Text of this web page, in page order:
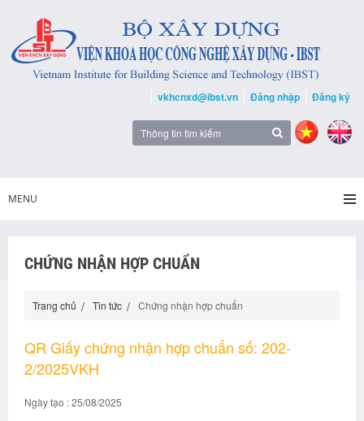
vkhcnxd@ibst.vn Đăng nhập Đăng ký
MENU
CHỨNG NHẬN HỢP CHUẨN
Trang chủ Tin tức Chứng nhận hợp chuẩn
QR Giấy chứng nhận hợp chuẩn số: 202-
2/2025VKH
Ngày tạo : 25/08/2025